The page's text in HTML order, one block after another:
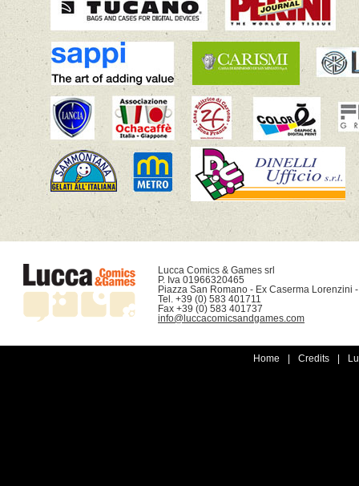
Lucca Comics & Games srl
P. Iva 01966320465
Piazza San Romano - Ex Caserma Lorenzini
Tel. +39 (0) 583 401711
info@luccacomicsandgames.com
Home Credits